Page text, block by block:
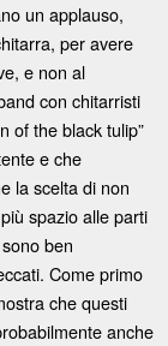
un applauso,
per avere
e non al
con chitarristi
of the black tulip”
e che
la scelta di non
spazio alle parti
ben
Come primo
che questi
anche